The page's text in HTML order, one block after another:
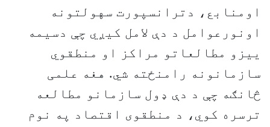
اومنابع، دترانسپورت سهولتونه
اونورعوامل د دې لامل کيږي چې دسيمه
يیزو مطالعاتو مراکز او منطقوي
سازمانونه رامنځته شي. هغه علمی
څانګه چې د دې ډول سازمانو مطالعه
ترسره کوي، د منطقوی اقتصاد په نوم